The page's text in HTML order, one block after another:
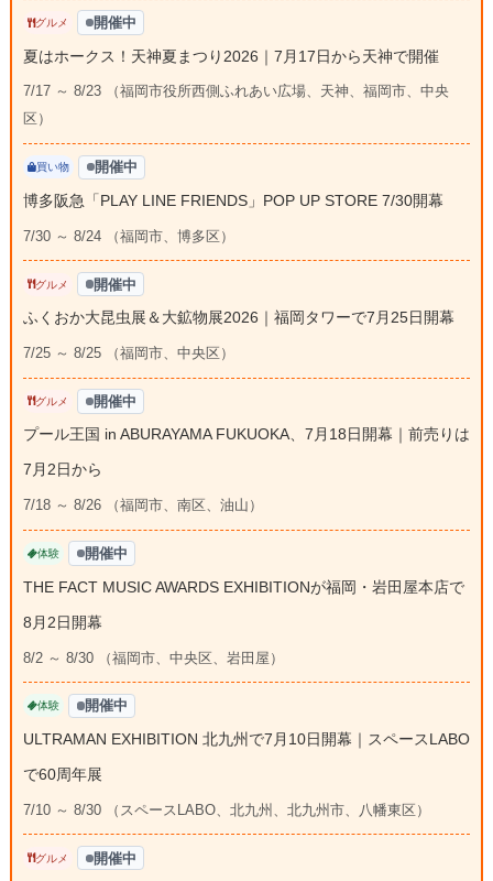
グルメ 開催中
夏はホークス！天神夏まつり2026｜7月17日から天神で開催
7/17 ～ 8/23 （福岡市役所西側ふれあい広場、天神、福岡市、中央
区）
買い物 開催中
博多阪急「PLAY LINE FRIENDS」POP UP STORE 7/30開幕
7/30 ～ 8/24 （福岡市、博多区）
グルメ 開催中
ふくおか大昆虫展＆大鉱物展2026｜福岡タワーで7月25日開幕
7/25 ～ 8/25 （福岡市、中央区）
グルメ 開催中
プール王国 in ABURAYAMA FUKUOKA、7月18日開幕｜前売りは
7月2日から
7/18 ～ 8/26 （福岡市、南区、油山）
体験 開催中
THE FACT MUSIC AWARDS EXHIBITIONが福岡・岩田屋本店で
8月2日開幕
8/2 ～ 8/30 （福岡市、中央区、岩田屋）
体験 開催中
ULTRAMAN EXHIBITION 北九州で7月10日開幕｜スペースLABO
で60周年展
7/10 ～ 8/30 （スペースLABO、北九州、北九州市、八幡東区）
グルメ 開催中